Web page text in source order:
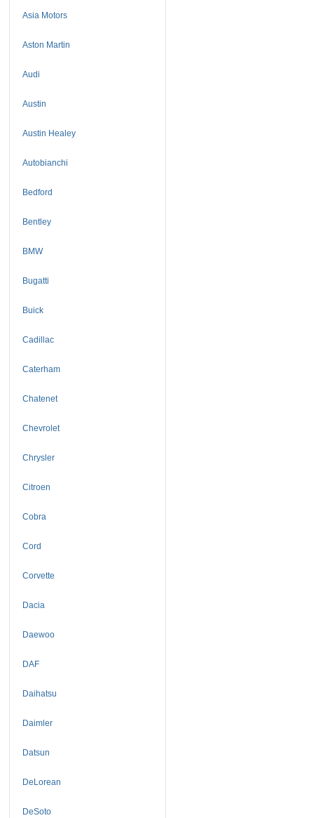
Asia Motors
Aston Martin
Audi
Austin
Austin Healey
Autobianchi
Bedford
Bentley
BMW
Bugatti
Buick
Cadillac
Caterham
Chatenet
Chevrolet
Chrysler
Citroen
Cobra
Cord
Corvette
Dacia
Daewoo
DAF
Daihatsu
Daimler
Datsun
DeLorean
DeSoto